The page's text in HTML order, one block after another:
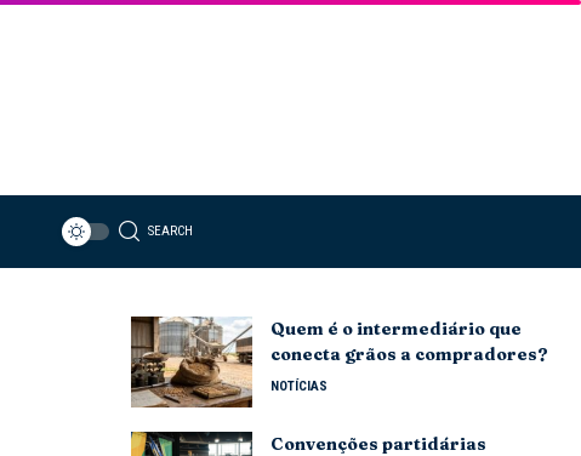
SEARCH
Quem é o intermediário que
conecta grãos a compradores?
NOTÍCIAS
Convenções partidárias